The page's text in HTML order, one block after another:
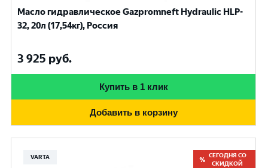
Масло гидравлическое Gazpromneft Hydraulic HLP-
32, 20л (17,54кг), Россия
3 925 руб.
Купить в 1 клик
Добавить в корзину
VARTA
СЕГОДНЯ СО
СКИДКОЙ